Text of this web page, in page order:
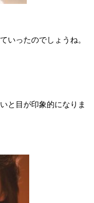
いったのでしょうね。
と目が印象的になりま